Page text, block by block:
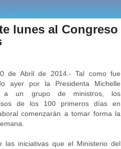
lunes al Congreso
de Abril de 2014.- Tal como fue
ayer por la Presidenta Michelle
a un grupo de ministros, los
de los 100 primeros días en
comenzarán a tomar forma la
las iniciativas que el Ministerio del